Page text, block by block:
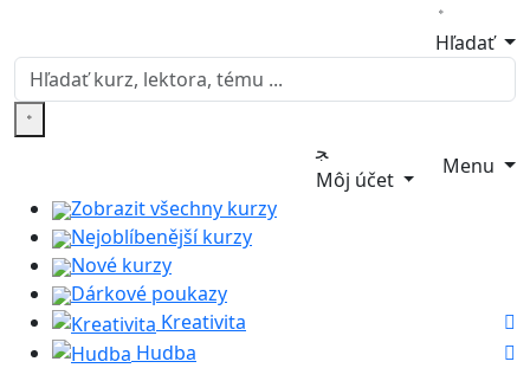
Hľadať
Môj účet
Menu
Zobrazit všechny kurzy
Nejoblíbenější kurzy
Nové kurzy
Dárkové poukazy
Kreativita
Hudba